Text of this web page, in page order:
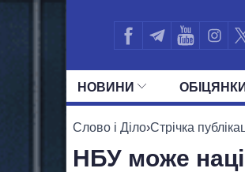
НОВИНИ ОБIЦЯНКИ
УСІ
Слово і Діло›Стрічка
НБУ може